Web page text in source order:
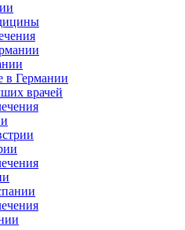
в Германии
врачей